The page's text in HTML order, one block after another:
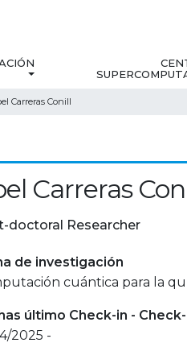
Carreras Conill
Carreras
doctoral Researcher
de investigación
cuántica para la
último Check-in -
2025 -